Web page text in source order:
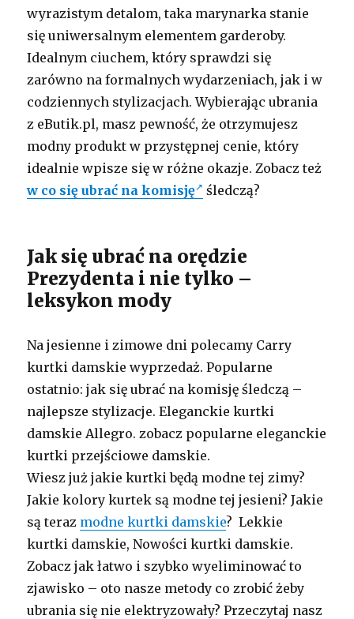
wyrazistym detalom, taka marynarka stanie
się uniwersalnym elementem garderoby.
Idealnym ciuchem, który sprawdzi się
zarówno na formalnych wydarzeniach, jak i w
codziennych stylizacjach. Wybierając ubrania
z eButik.pl, masz pewność, że otrzymujesz
modny produkt w przystępnej cenie, który
idealnie wpisze się w różne okazje. Zobacz też
w co się ubrać na komisję
śledczą?
Jak się ubrać na orędzie
Prezydenta i nie tylko –
leksykon mody
Na jesienne i zimowe dni polecamy Carry
kurtki damskie wyprzedaż. Popularne
ostatnio: jak się ubrać na komisję śledczą –
najlepsze stylizacje. Eleganckie kurtki
damskie Allegro. zobacz popularne eleganckie
kurtki przejściowe damskie.
Wiesz już jakie kurtki będą modne tej zimy?
Jakie kolory kurtek są modne tej jesieni? Jakie
są teraz modne kurtki damskie? Lekkie
kurtki damskie, Nowości kurtki damskie.
Zobacz jak łatwo i szybko wyeliminować to
zjawisko – oto nasze metody co zrobić żeby
ubrania się nie elektryzowały? Przeczytaj nasz